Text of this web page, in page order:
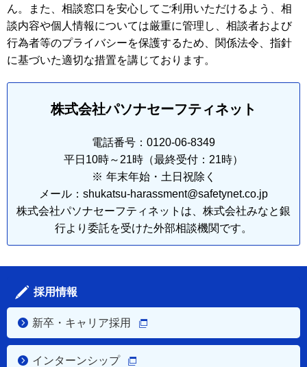
ん。また、相談窓口を安心してご利用いただけるよう、相
談内容や個人情報については厳重に管理し、相談者および
行為者等のプライバシーを保護するため、関係法令、指針
に基づいた適切な措置を講じております。
株式会社パソナセーフティネット
電話番号：0120-06-8349
平日10時～21時（最終受付：21時）
※ 年末年始・土日祝除く
メール：shukatsu-harassment@safetynet.co.jp
株式会社パソナセーフティネットは、株式会社みなと銀
行より委託を受けた外部相談機関です。
採用情報
新卒・キャリア採用
インターンシップ